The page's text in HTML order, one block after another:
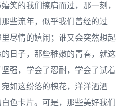
笑的我们擦肩而过，那一刻，
些流年，似乎我们曾经的过
尽情的嬉闹；谁又会突然想起
日子，那些稚嫩的青春，就这
强，学会了忍耐，学会了试着
如这纷落的槐花，洋洋洒洒
色卡片。可是，那些美好我们